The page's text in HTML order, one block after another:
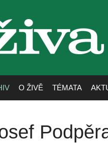
živa
O ŽIVĚ TÉMATA